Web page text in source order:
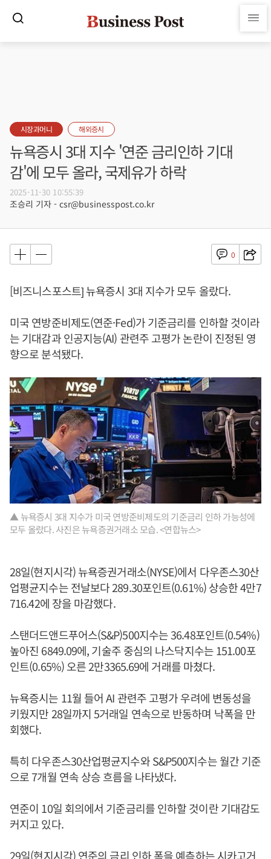
시장과머니 해외증시
뉴욕증시 3대 지수 '연준 금리인하 기대
감'에 모두 올라, 국제유가 하락
2025-11-30 10:55:39
조승리 기자 - csr@businesspost.co.kr
0
[비즈니스포스트] 뉴욕증시 3대 지수가 모두 올랐다.
미국 연방준비제도(연준·Fed)가 기준금리를 인하할 것이라
는 기대감과 인공지능(AI) 관련주 고평가 논란이 진정된 영
향으로 분석됐다.
▲ 뉴욕증시 3대 지수가 미국 연방준비제도의 기준금리 인하 가능성에
모두 올랐다. 사진은 뉴욕증권거래소 모습. <연합뉴스>
28일(현지시각) 뉴욕증권거래소(NYSE)에서 다우존스30산
업평균지수는 전날보다 289.30포인트(0.61%) 상승한 4만7
716.42에 장을 마감했다.
스탠더드앤드푸어스(S&P)500지수는 36.48포인트(0.54%)
높아진 6849.09에, 기술주 중심의 나스닥지수는 151.00포
인트(0.65%) 오른 2만3365.69에 거래를 마쳤다.
뉴욕증시는 11월 들어 AI 관련주 고평가 우려에 변동성을
키웠지만 28일까지 5거래일 연속으로 반동하며 낙폭을 만
회했다.
특히 다우존스30산업평균지수와 S&P500지수는 월간 기준
으로 7개월 연속 상승 흐름을 나타냈다.
연준이 10일 회의에서 기준금리를 인하할 것이란 기대감도
커지고 있다.
29일(현지시각) 연준의 금리 인하 폭을 예측하는 시카고거